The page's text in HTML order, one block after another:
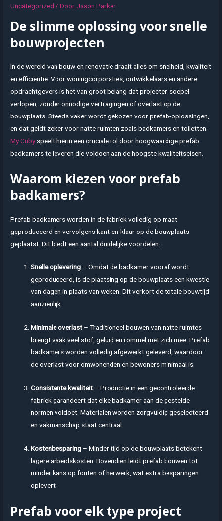
Uncategorized / Door Jason Parker
De slimme oplossing voor snelle
bouwprojecten
In de wereld van bouw en renovatie draait alles om snelheid, kwaliteit
en efficiëntie. Voor woningcorporaties, ontwikkelaars en andere
opdrachtgevers is het van groot belang dat projecten soepel
verlopen, zonder onnodige vertragingen of overlast op de
bouwplaats. Steeds vaker wordt gekozen voor prefab-oplossingen,
en dat geldt zeker voor natte ruimten zoals badkamers en toiletten.
My Cuby speelt hierin een cruciale rol door hoogwaardige prefab
badkamers te leveren die voldoen aan de hoogste kwaliteitseisen.
Waarom kiezen voor prefab
badkamers?
Prefab badkamers worden in de fabriek volledig op maat
geproduceerd en vervolgens kant-en-klaar op de bouwplaats
geplaatst. Dit biedt een aantal duidelijke voordelen:
Snelle oplevering – Omdat de badkamer vooraf wordt
geproduceerd, is de plaatsing op de bouwplaats een kwestie
van dagen in plaats van weken. Dit verkort de totale bouwtijd
aanzienlijk.
Minimale overlast – Traditioneel bouwen van natte ruimtes
brengt vaak veel stof, geluid en rommel met zich mee. Prefab
badkamers worden volledig afgewerkt geleverd, waardoor
de overlast voor omwonenden en bewoners minimaal is.
Consistente kwaliteit – Productie in een gecontroleerde
fabriek garandeert dat elke badkamer aan de gestelde
normen voldoet. Materialen worden zorgvuldig geselecteerd
en vakmanschap staat centraal.
Kostenbesparing – Minder tijd op de bouwplaats betekent
lagere arbeidskosten. Bovendien leidt prefab bouwen tot
minder kans op fouten of herwerk, wat extra besparingen
oplevert.
Prefab voor elk type project